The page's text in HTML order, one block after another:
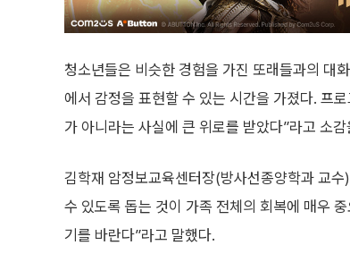
청소년들은 비슷한 경험을 가진 또래들과의 대
에서 감정을 표현할 수 있는 시간을 가졌다. 프
가 아니라는 사실에 큰 위로를 받았다”라고 소
김학재 암정보교육센터장(방사선종양학과 교
수 있도록 돕는 것이 가족 전체의 회복에 매우
기를 바란다”라고 말했다.